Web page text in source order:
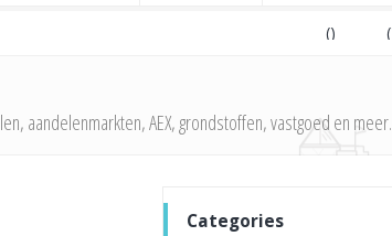
aandelenmarkten, AEX, grondstoffen, vastgoed en meer.
Categories